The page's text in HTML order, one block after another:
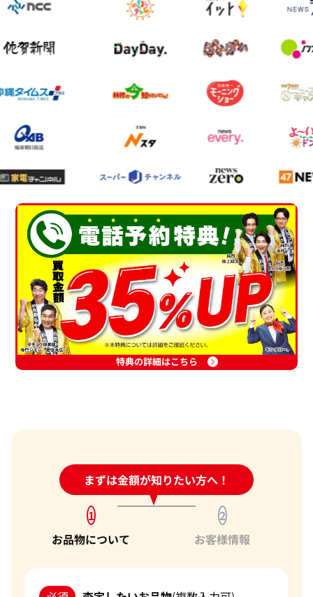
特典の詳細はこちら
まずは金額が知りたい方へ！
24時間受付中!問い合わせフォーム
1
お品物について
2
お客様情報